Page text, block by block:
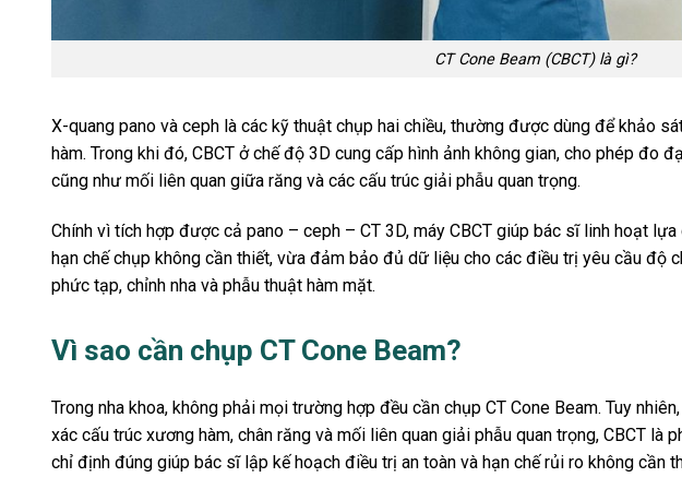
CT Cone Beam (CBCT) là gì?
X-quang pano và ceph là các kỹ thuật chụp hai chiều, thường được dùng để khảo
hàm. Trong khi đó, CBCT ở chế độ 3D cung cấp hình ảnh không gian, cho phép đo
cũng như mối liên quan giữa răng và các cấu trúc giải phẫu quan trọng.
Chính vì tích hợp được cả pano – ceph – CT 3D, máy CBCT giúp bác sĩ linh hoạt
hạn chế chụp không cần thiết, vừa đảm bảo đủ dữ liệu cho các điều trị yêu cầu độ
phức tạp, chỉnh nha và phẫu thuật hàm mặt.
Vì sao cần chụp CT Cone Beam?
Trong nha khoa, không phải mọi trường hợp đều cần chụp CT Cone Beam. Tuy
xác cấu trúc xương hàm, chân răng và mối liên quan giải phẫu quan trọng, CBCT là
chỉ định đúng giúp bác sĩ lập kế hoạch điều trị an toàn và hạn chế rủi ro không cần